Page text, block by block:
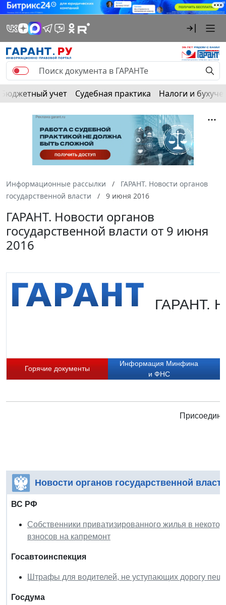
Бюджетный учет Судебная практика Налоги и
Информационные рассылки
ГАРАНТ. Новости органов
государственной власти
9 июня 2016
ГАРАНТ. Новости органов
государственной власти от 9 июня
2016
ГАРАНТ.
Горячие документы
Информация Минфина
и ФНС
Новости органов государственной
ВС РФ
Собственники приватизированного жилья в
взносов на капремонт
Госавтоинспекция
Штрафы для водителей, не уступающих дорогу
Госдума